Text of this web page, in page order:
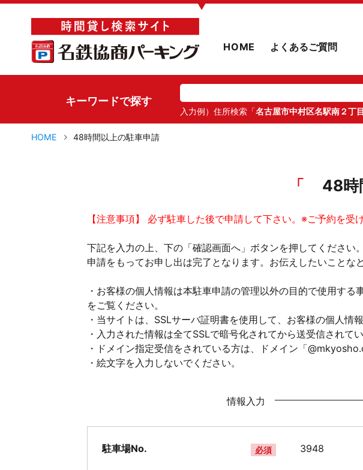
▼
HOME よくあるご質問
キーワードで探す
入力例）住所検索「名古屋市中村区名駅南２丁目
HOME 48時間以上の駐車申請
48時
【注意事項】 必ず駐車した後で申請して下さい。※ご予約を受
下記を入力の上、下の「確認画面へ」ボタンを押してください。
申請をもってお申し出は完了となります。お伝えしたいことな
・お客様の個人情報は本駐車申請の管理以外の目的で使用する
をご覧ください。
・当サイトは、SSLサーバ証明書を使用して、お客様の個人情
・入力された情報は全てSSLで暗号化されてから送受信されてい
・ドメイン指定受信をされている方は、ドメイン「
・絵文字を入力しないでください。
情報入力
駐車場No. 必須 3948